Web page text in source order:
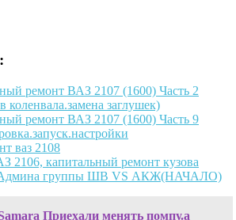
ремонт ВАЗ 2107 (1600) Часть 2
коленвала.замена заглушек)
ремонт ВАЗ 2107 (1600) Часть 9
ваз 2108
2106, капитальный ремонт кузова
группы ШВ VS АКЖ(НАЧАЛО)
Приехали менять помпу.а